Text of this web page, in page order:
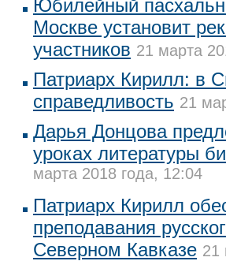
Юбилейный
Москве установит
участников 21 марта
Патриарх Кирилл: в
справедливость 21
Дарья Донцова
уроках литературы
марта 2018 года, 12:04
Патриарх Кирилл
преподавания
Северном Кавказе 21